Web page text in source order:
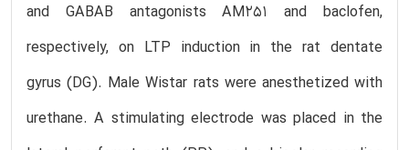
and GABAB antagonists AM251 and baclofen,
respectively, on LTP induction in the rat dentate
gyrus (DG). Male Wistar rats were anesthetized with
urethane. A stimulating electrode was placed in the